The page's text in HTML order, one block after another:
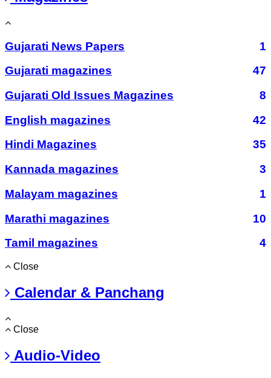
Gujarati News Papers
1
Gujarati magazines
47
Gujarati Old Issues Magazines
8
English magazines
42
Hindi Magazines
35
Kannada magazines
3
Malayam magazines
1
Marathi magazines
10
Tamil magazines
4
Close
Calendar & Panchang
Close
Audio-Video